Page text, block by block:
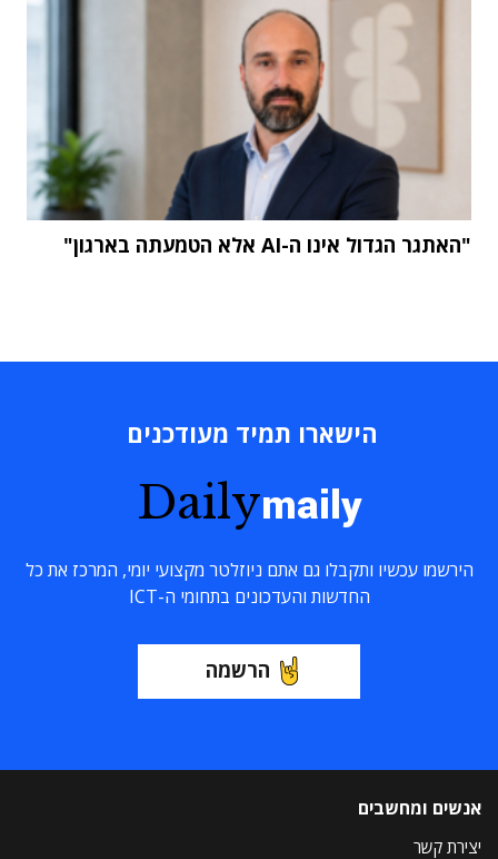
"האתגר הגדול אינו ה-AI אלא הטמעתה בארגון"
הישארו תמיד מעודכנים
Dailymaily
הירשמו עכשיו ותקבלו גם אתם ניוזלטר מקצועי יומי, המרכז את כל
החדשות והעדכונים בתחומי ה-ICT
הרשמה
אנשים ומחשבים
יצירת קשר